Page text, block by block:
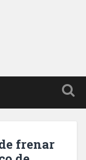
frenar